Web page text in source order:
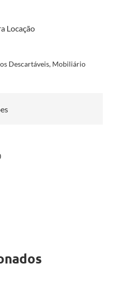
Locação
Descartáveis, Mobiliário